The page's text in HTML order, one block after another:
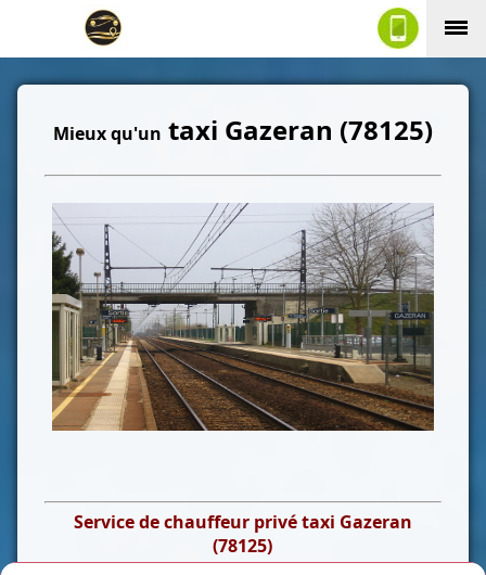
Mieux qu'un taxi Gazeran (78125)
Service de chauffeur privé taxi Gazeran
(78125)